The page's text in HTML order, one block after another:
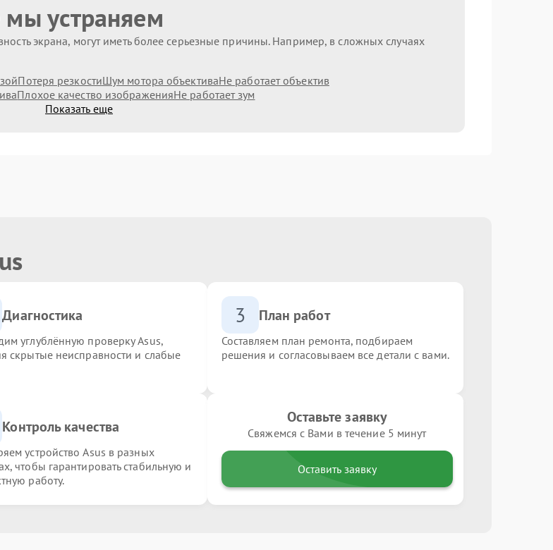
устраняем
экрана, могут иметь более серьезные причины. Например, в сложных случаях
Потеря резкостиШум мотора объективаНе работает объектив
Плохое качество изображенияНе работает зум
Показать еще
Диагностика
углублённую проверку Asus,
скрытые неисправности и слабые
3 План работ
Составляем план ремонта, подбираем
решения и согласовываем все детали с вами.
Контроль качества
устройство Asus в разных
чтобы гарантировать стабильную и
работу.
Оставьте заявку
Свяжемся с Вами в течение 5 минут
Оставить заявку